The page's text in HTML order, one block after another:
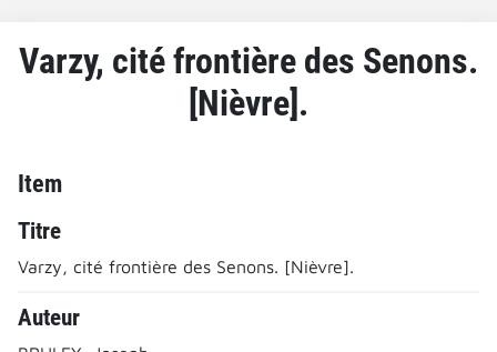
Varzy, cité frontière des Senons.
[Nièvre].
Item
Titre
Varzy, cité frontière des Senons. [Nièvre].
Auteur